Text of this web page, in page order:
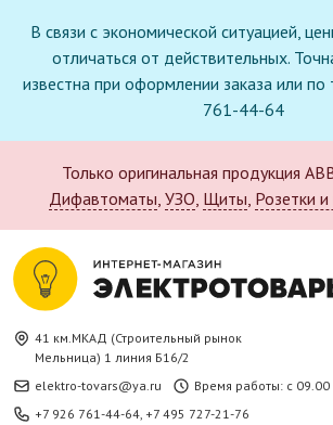
В связи с экономической ситуацией,
отличаться от действительных.
известна при оформлении заказа или
761-44-64
Только оригинальная продукция
Дифавтоматы, УЗО, Щиты, Розетки
41 км.МКАД (Строительный рынок
Мельница) 1 линия Б16/2
elektro-tovars@ya.ru
Время работы: с
+7 926 761-44-64, +7 495 727-21-76